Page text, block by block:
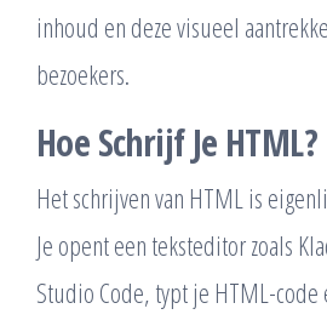
inhoud en deze visueel
bezoekers.
Hoe Schrijf Je HTML?
Het schrijven van HTML is
Je opent een teksteditor zoals
Studio Code, typt je HTML-code